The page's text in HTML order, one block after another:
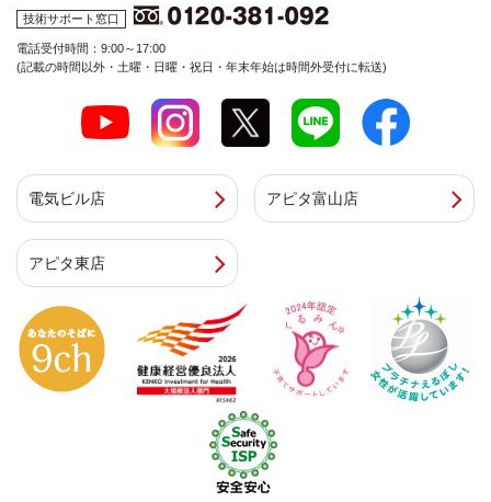
技術サポート窓口
電話受付時間：9:00～17:00
(記載の時間以外・土曜・日曜・祝日・年末年始は時間外受付に転送)
電気ビル店 アピタ富山店
アピタ東店